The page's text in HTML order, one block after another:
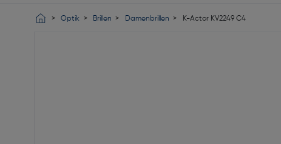
Optik Brillen Damenbrillen K-Actor KV2249 C4